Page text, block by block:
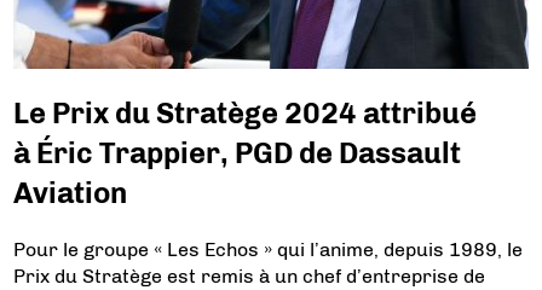
Le Prix du Stratège 2024 attribué
à Éric Trappier, PGD de Dassault
Aviation
Pour le groupe « Les Echos » qui l’anime, depuis 1989, le
Prix du Stratège est remis à un chef d’entreprise de